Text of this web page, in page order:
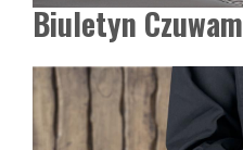
Biuletyn Czuwam